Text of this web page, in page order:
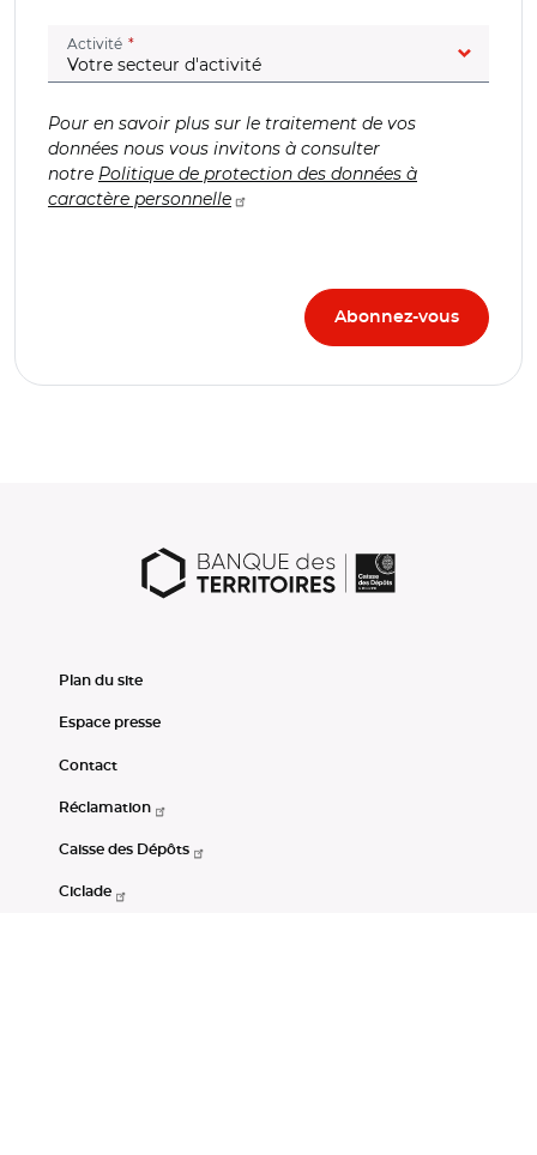
Activité (champ obligatoire)
Pour en savoir plus sur le traitement de vos
données nous vous invitons à consulter
notre Politique de protection des données à
caractère personnelle
Plan du site
Espace presse
Contact
Réclamation
Caisse des Dépôts
Ciclade